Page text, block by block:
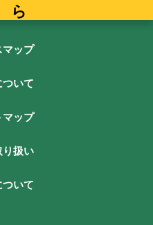
ら
マップ
ついて
マップ
り扱い
いて